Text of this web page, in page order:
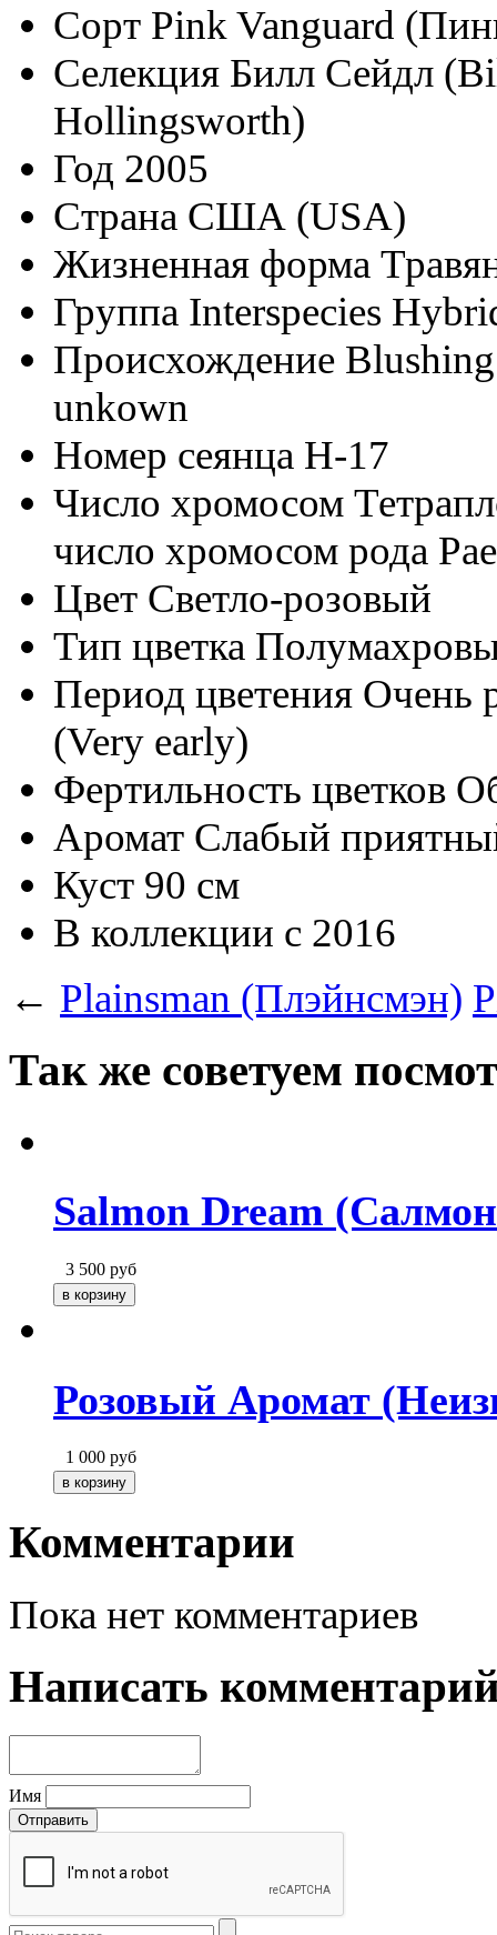
Сорт Pink Vanguard
Селекция Билл Сейдл
Hollingsworth)
Год 2005
Страна США (USA)
Жизненная форма
Группа Interspecies
Происхождение
unkown
Номер сеянца H-17
Число хромосом
число хромосом рода
Цвет Светло-розовый
Тип цветка
Период цветения Очень
(Very early)
Фертильность цветков
Аромат Слабый
Куст 90 см
В коллекции с 2016
← Plainsman (Плэйнсмэн)
Так же советуем
Salmon Dream
3 500 руб
Розовый Аромат
1 000 руб
Комментарии
Пока нет комментариев
Написать
Имя